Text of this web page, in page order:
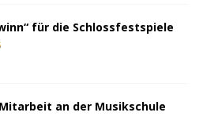
für die Schlossfestspiele
an der Musikschule